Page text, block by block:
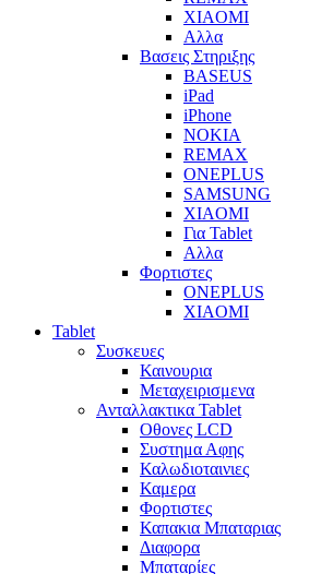
XIAOMI
Αλλα
Βασεις Στηριξης
BASEUS
iPad
iPhone
NOKIA
REMAX
ONEPLUS
SAMSUNG
XIAOMI
Για Tablet
Αλλα
Φορτιστες
ONEPLUS
XIAOMI
Tablet
Συσκευες
Καινουρια
Μεταχειρισμενα
Ανταλλακτικα Tablet
Οθονες LCD
Συστημα Αφης
Καλωδιοταινιες
Καμερα
Φορτιστες
Καπακια Μπαταριας
Διαφορα
Μπαταρίες